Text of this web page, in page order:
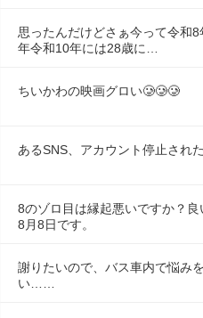
思ったんだけどさぁ今って令和
年令和10年には28歳に…
ちいかわの映画グロい🥲🥲🥲
あるSNS、アカウント停止され
8のゾロ目は縁起悪いですか？
8月8日です。
謝りたいので、バス車内で悩み
い……